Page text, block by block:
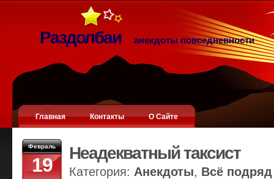
Раздолбаи анекдоты повседневности
Главная Контакты О Сайте
Февраль
19
Неадекватный таксист
Категория: Анекдоты, Всё подряд